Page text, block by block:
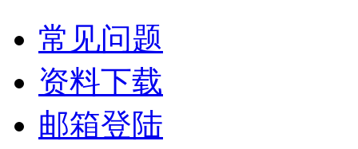
常见问题
资料下载
邮箱登陆